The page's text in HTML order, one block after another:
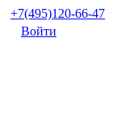
+7(495)120-66-47
Войти